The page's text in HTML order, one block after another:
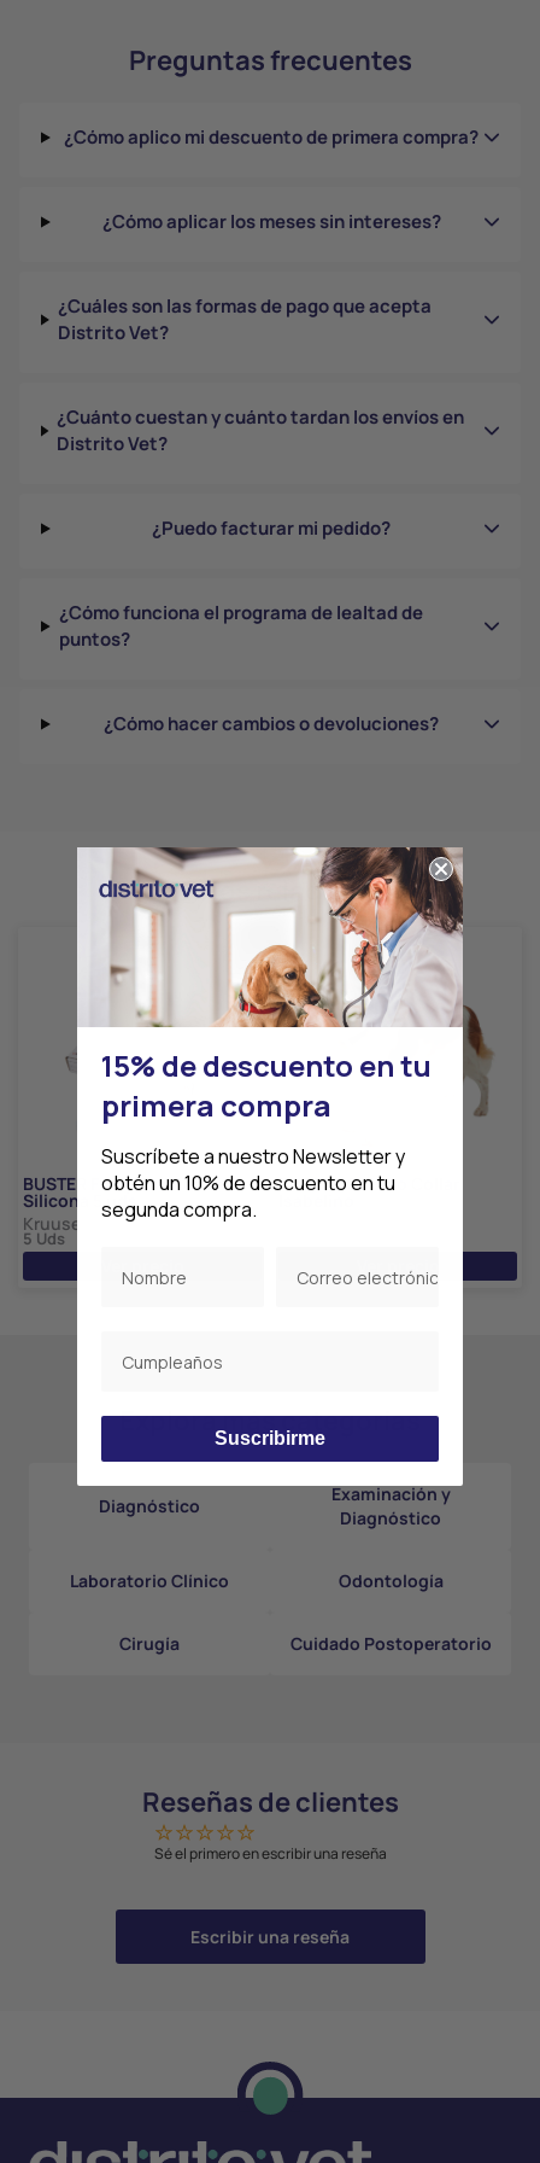
Preguntas frecuentes
¿Cómo aplico mi descuento de primera compra?
¿Cómo aplicar los meses sin intereses?
¿Cuáles son las formas de pago que acepta
Distrito Vet?
¿Cuánto cuestan y cuánto tardan los envíos en
Distrito Vet?
¿Puedo facturar mi pedido?
¿Cómo funciona el programa de lealtad de
puntos?
¿Cómo hacer cambios o devoluciones?
Productos relacionados
BUSTER Foley Catéter En
Silicona 5 uds
Kruuse
5 Uds
BUSTER Clásico Collar
Ver precio
Explora más categorías
Diagnóstico
Examinación y
Diagnóstico
Laboratorio Clínico Odontología
Cirugía Cuidado Postoperatorio
Reseñas de clientes
Sé el primero en escribir una reseña
Escribir una reseña
15% de descuento en tu
primera compra
Suscríbete a nuestro Newsletter y
obtén un 10% de descuento en tu
segunda compra.
Suscribirme